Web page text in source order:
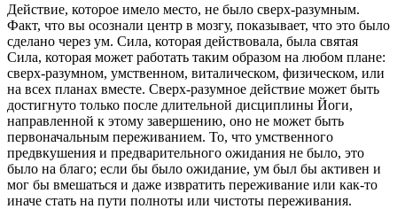
Действие, которое имело место, не было сверх-разумным.
Факт, что вы осознали центр в мозгу, показывает, что это было
сделано через ум. Сила, которая действовала, была святая
Сила, которая может работать таким образом на любом плане:
сверх-разумном, умственном, виталическом, физическом, или
на всех планах вместе. Сверх-разумное действие может быть
достигнуто только после длительной дисцип­лины Йоги,
направленной к этому завершению, оно не может быть
первоначальным переживанием. То, что умственного
предвкушения и предварительного ожидания не было, это
было на благо; если бы было ожидание, ум был бы активен и
мог бы вмешаться и даже извратить переживание или как-то
иначе стать на пути полноты или чистоты переживания.